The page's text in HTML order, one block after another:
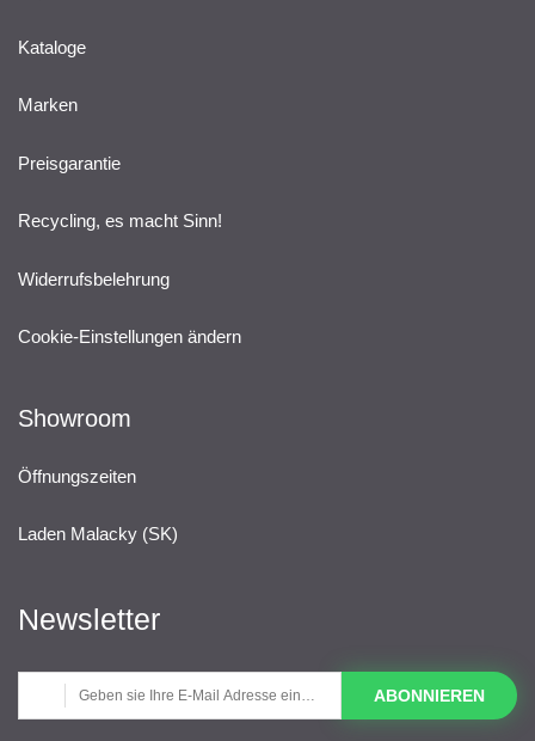
Kataloge
Marken
Preisgarantie
Recycling, es macht Sinn!
Widerrufsbelehrung
Cookie-Einstellungen ändern
Showroom
Öffnungszeiten
Laden Malacky (SK)
Newsletter
ABONNIEREN